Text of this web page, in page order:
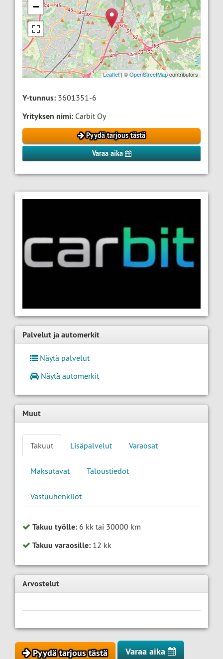
−
Leaflet| ©OpenStreetMapcontributors
Y-tunnus: 3601351-6
Yrityksen nimi: Carbit Oy
Pyydä tarjous tästä
Varaa aika
Palvelut ja automerkit
Näytä palvelut
Näytä automerkit
Muut
Takuut Lisäpalvelut Varaosat
Maksutavat Taloustiedot
Vastuuhenkilöt
Takuu työlle: 6 kk tai 30000 km
Takuu varaosille: 12 kk
Arvostelut
Pyydä tarjous tästä Varaa aika